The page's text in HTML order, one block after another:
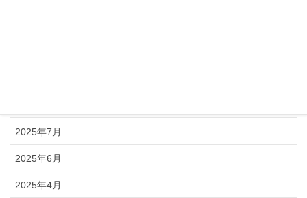
2025年7月
2025年6月
2025年4月